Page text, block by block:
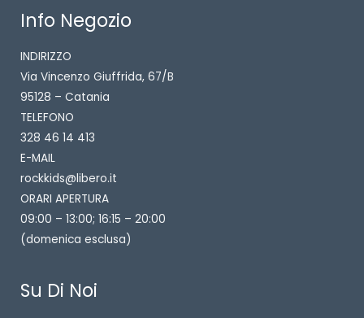
Info Negozio
INDIRIZZO
Via Vincenzo Giuffrida, 67/B
95128 – Catania
TELEFONO
328 46 14 413
E-MAIL
rockkids@libero.it
ORARI APERTURA
09:00 – 13:00; 16:15 – 20:00
(domenica esclusa)
Su Di Noi